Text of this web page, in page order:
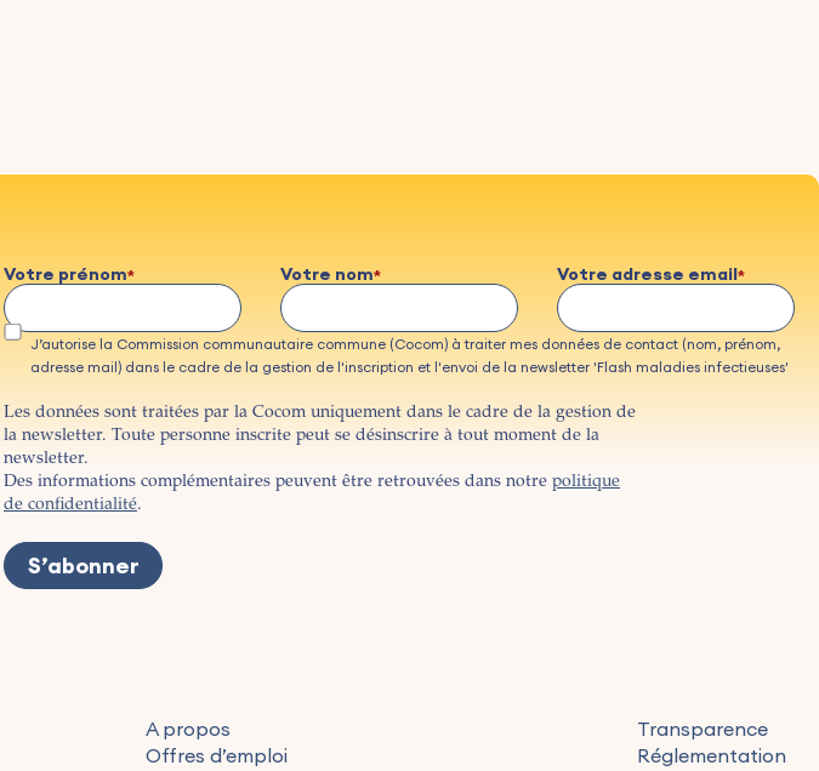
Votre prénom Votre nom Votre adresse email
J’autorise la Commission communautaire commune (Cocom) à traiter mes données de contact (nom, prénom,
adresse mail) dans le cadre de la gestion de l'inscription et l'envoi de la newsletter 'Flash maladies infectieuses'
Les données sont traitées par la Cocom uniquement dans le cadre de la gestion de
la newsletter. Toute personne inscrite peut se désinscrire à tout moment de la
newsletter.
Des informations complémentaires peuvent être retrouvées dans notre politique
de confidentialité.
A propos
Offres d’emploi
Transparence
Réglementation